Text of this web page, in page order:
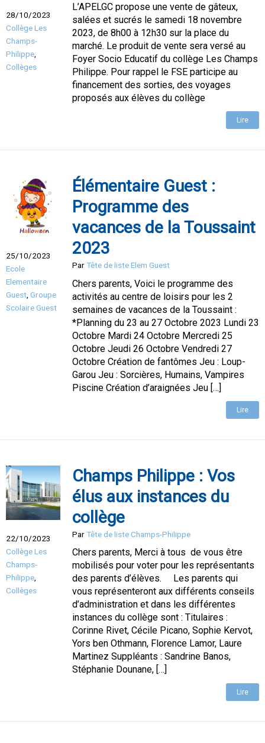
28/10/2023
Collège Les
Champs-
Philippe,
Collèges
L’APELGC propose une vente de gâteux,
salées et sucrés le samedi 18 novembre
2023, de 8h00 à 12h30 sur la place du
marché. Le produit de vente sera versé au
Foyer Socio Educatif du collège Les Champs
Philippe. Pour rappel le FSE participe au
financement des sorties, des voyages
proposés aux élèves du collège
Lire
25/10/2023
Ecole
Elementaire
Guest Groupe
Scolaire Guest
Élémentaire Guest :
Programme des
vacances de la Toussaint
2023
ParTête de liste Elem Guest
Chers parents, Voici le programme des
activités au centre de loisirs pour les 2
semaines de vacances de la Toussaint :
*Planning du 23 au 27 Octobre 2023 Lundi 23
Octobre Mardi 24 Octobre Mercredi 25
Octobre Jeudi 26 Octobre Vendredi 27
Octobre Création de fantômes Jeu : Loup-
Garou Jeu : Sorcières, Humains, Vampires
Piscine Création d’araignées Jeu […]
Lire
22/10/2023
Collège Les
Champs-
Philippe
Collèges
Champs Philippe : Vos
élus aux instances du
collège
ParTête de liste Champs-Philippe
Chers parents, Merci à tous de vous être
mobilisés pour voter pour les représentants
des parents d’élèves. Les parents qui
vous représenteront aux différents conseils
d’administration et dans les différentes
instances du collège sont : Titulaires :
Corinne Rivet, Cécile Picano, Sophie Kervot,
Yors ben Othmann, Florence Lamor, Laure
Martinez Suppléants : Sandrine Banos,
Stéphanie Dounane, […]
Lire